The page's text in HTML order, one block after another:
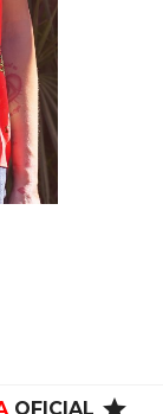
OFICIAL